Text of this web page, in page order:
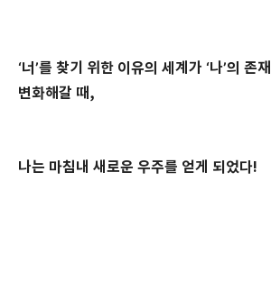
‘너 ’를 찾기 위한 이유의 세계가 ‘나’의 존
변화해갈 때 ,
나는 마침내 새로운 우주를 얻게 되었다!